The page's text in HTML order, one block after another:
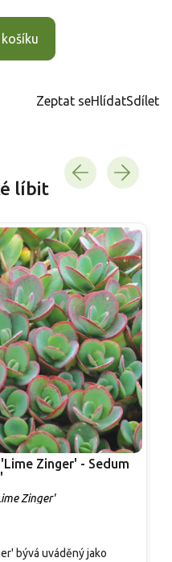
Zeptat seHlídatSdílet
líbit
Zinger'
bývá uváděný jako